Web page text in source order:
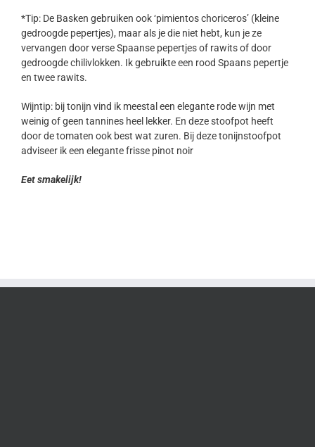
*Tip: De Basken gebruiken ook ‘pimientos choriceros’ (kleine
gedroogde pepertjes), maar als je die niet hebt, kun je ze
vervangen door verse Spaanse pepertjes of rawits of door
gedroogde chilivlokken. Ik gebruikte een rood Spaans pepertje
en twee rawits.
Wijntip: bij tonijn vind ik meestal een elegante rode wijn met
weinig of geen tannines heel lekker. En deze stoofpot heeft
door de tomaten ook best wat zuren. Bij deze tonijnstoofpot
adviseer ik een elegante frisse pinot noir
Eet smakelijk!